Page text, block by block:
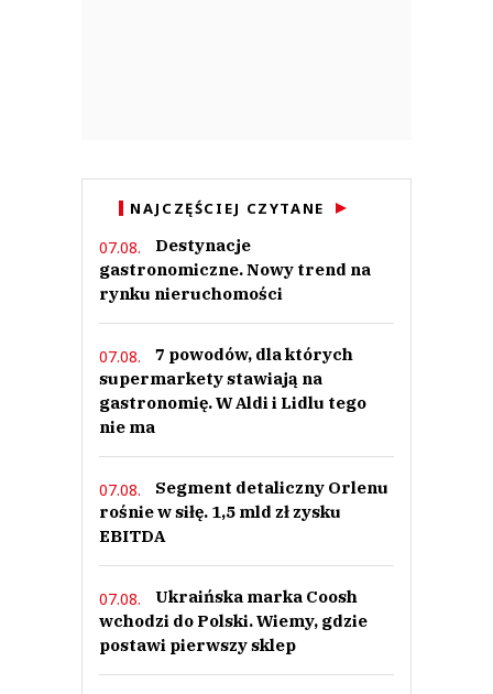
NAJCZĘŚCIEJ CZYTANE
07.08.
Destynacje
gastronomiczne. Nowy trend na
rynku nieruchomości
07.08.
7 powodów, dla których
supermarkety stawiają na
gastronomię. W Aldi i Lidlu tego
nie ma
07.08.
Segment detaliczny Orlenu
rośnie w siłę. 1,5 mld zł zysku
EBITDA
07.08.
Ukraińska marka Coosh
wchodzi do Polski. Wiemy, gdzie
postawi pierwszy sklep